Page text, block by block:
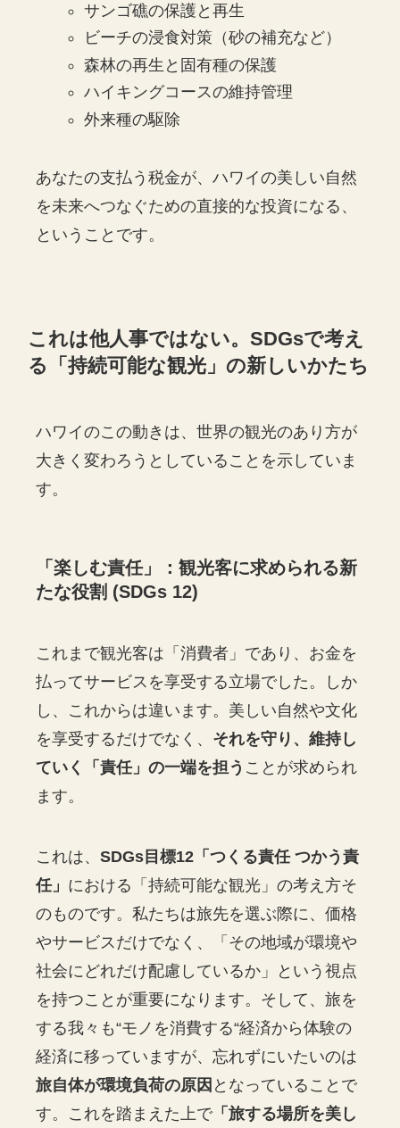
サンゴ礁の保護と再生
ビーチの浸食対策（砂の補充など）
森林の再生と固有種の保護
ハイキングコースの維持管理
外来種の駆除
あなたの支払う税金が、ハワイの美しい自然
を未来へつなぐための直接的な投資になる、
ということです。
これは他人事ではない。SDGsで考え
る「持続可能な観光」の新しいかたち
ハワイのこの動きは、世界の観光のあり方が
大きく変わろうとしていることを示していま
す。
「楽しむ責任」：観光客に求められる新
たな役割 (SDGs 12)
これまで観光客は「消費者」であり、お金を
払ってサービスを享受する立場でした。しか
し、これからは違います。美しい自然や文化
を享受するだけでなく、 それを守り、維持し
ていく「責任」の一端を担う ことが求められ
ます。
これは、SDGs目標12「つくる責任 つかう責
任」 における「持続可能な観光」の考え方そ
のものです。私たちは旅先を選ぶ際に、価格
やサービスだけでなく、「その地域が環境や
社会にどれだけ配慮しているか」という視点
を持つことが重要になります。そして、旅を
する我々も“モノを消費する“経済から体験の
経済に移っていますが、忘れずにいたいのは
旅自体が環境負荷の原因 となっていることで
す。これを踏まえた上で「旅する場所を美し